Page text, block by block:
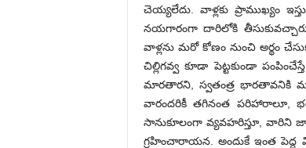
చెయ్యలేదు. వాళ్లకు ప్రాముఖ్యం
నయగారంగా దారిలోకి
వాళ్లను మరో కోణం నుంచి అర్థం
చిల్లిగవ్వ కూడా పెట్టకుండా
మారతారని, స్వతంత్ర భారతావనికి
వారందరికీ తగినంత పరిహారాలూ,
సానుకూలంగా వ్యవహరిస్తూ,
గ్రహించారాయన. అందుకే ఇంత